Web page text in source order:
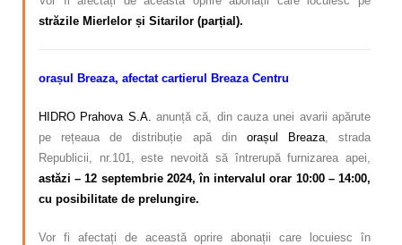
străzile Mierlelor și Sitarilor (parțial).
orașul Breaza, afectat cartierul Breaza Centru
HIDRO Prahova S.A. anunță că, din cauza unei avarii apărute
pe rețeaua de distribuție apă dinorașul Breaza, strada
Republicii, nr.101, este nevoită să întrerupă furnizarea apei,
astăzi – 12 septembrie 2024, în intervalul orar 10:00 – 14:00,
cu posibilitate de prelungire.
Vor fi afectați de această oprire abonații care locuiesc în